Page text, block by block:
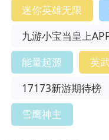
迷你英雄无限
九游小宝当皇上
能量起源
英
17173新游期待榜
雪鹰神主